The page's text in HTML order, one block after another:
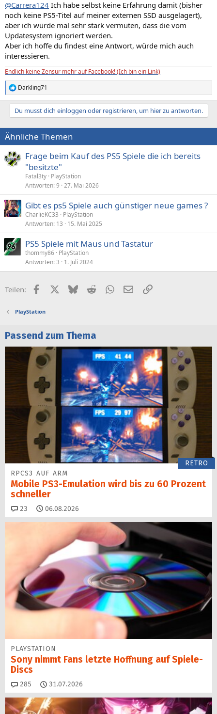
@Carrera124 Ich habe selbst keine Erfahrung damit (bisher
noch keine PS5-Titel auf meiner externen SSD ausgelagert),
aber ich würde mal sehr stark vermuten, dass die vom
Updatesystem ignoriert werden.
Aber ich hoffe du findest eine Antwort, würde mich auch
interessieren.
Endlich keine Zensur mehr auf Facebook! (Ich bin ein Link)
R
e
a
i
o
n
e
n
:
Darkling71
Du musst dich einloggen oder registrieren, um hier zu antworten.
Ähnliche Themen
Frage beim Kauf des PS5 Spiele die ich bereits
"besitzte"
Fatal3ty PlayStation
Antworten 9 27. Mai 2026
Gibt es ps5 Spiele auch günstiger neue games ?
CharlieKC33
PlayStation
Antworten 13 15. Mai 2025
PS5 Spiele mit Maus und Tastatur
thommy86 PlayStation
Antworten 3 1. Juli 2024
Teilen: FacebookX (Twitter)
BlueskyRedditWhatsApp
E-MailLink
PlayStation
Passend zum Thema
RETRO
RPCS3 AUF ARM
Mobile PS3-Emulation wird bis zu 60 Prozent
schneller
23 Kommentare
06.08.2026
PLAYSTATION
Sony nimmt Fans letzte Hoffnung auf Spiele-
Discs
285 Kommentare
31.07.2026